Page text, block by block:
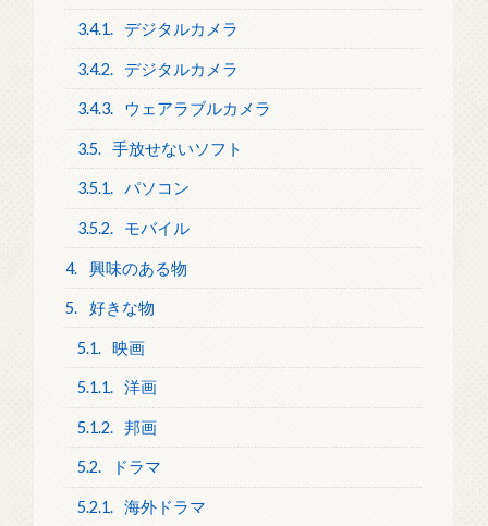
3.4.1. デジタルカメラ
3.4.2. デジタルカメラ
3.4.3. ウェアラブルカメラ
3.5. 手放せないソフト
3.5.1. パソコン
3.5.2. モバイル
4. 興味のある物
5. 好きな物
5.1. 映画
5.1.1. 洋画
5.1.2. 邦画
5.2. ドラマ
5.2.1. 海外ドラマ